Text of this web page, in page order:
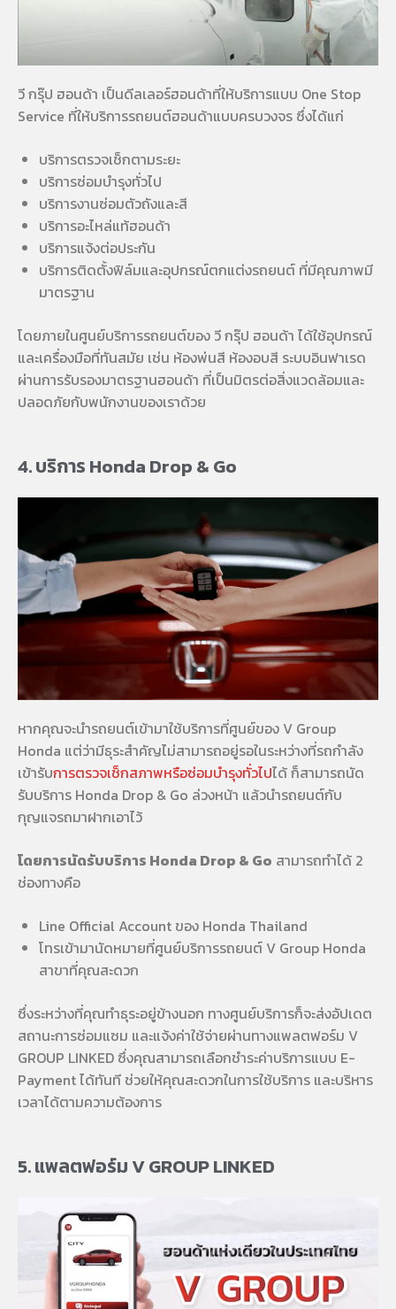
วี กรุ๊ป ฮอนด้า เป็นดีลเลอร์ฮอนด้าที่ให้บริการแบบ One Stop
Service ที่ให้บริการรถยนต์ฮอนด้าแบบครบวงจร ซึ่งได้แก่
บริการตรวจเช็กตามระยะ
บริการซ่อมบำรุงทั่วไป
บริการงานซ่อมตัวถังและสี
บริการอะไหล่แท้ฮอนด้า
บริการแจ้งต่อประกัน
บริการติดตั้งฟิล์มและอุปกรณ์ตกแต่งรถยนต์ ที่มีคุณภาพมี
มาตรฐาน
โดยภายในศูนย์บริการรถยนต์ของ วี กรุ๊ป ฮอนด้า ได้ใช้อุปกรณ์
และเครื่องมือที่ทันสมัย เช่น ห้องพ่นสี ห้องอบสี ระบบอินฟาเรด
ผ่านการรับรองมาตรฐานฮอนด้า ที่เป็นมิตรต่อสิ่งแวดล้อมและ
ปลอดภัยกับพนักงานของเราด้วย
4. บริการ Honda Drop & Go
หากคุณจะนำรถยนต์เข้ามาใช้บริการที่ศูนย์ของ V Group
Honda แต่ว่ามีธุระสำคัญไม่สามารถอยู่รอในระหว่างที่รถกำลัง
เข้ารับการตรวจเช็กสภาพหรือซ่อมบำรุงทั่วไปได้ ก็สามารถนัด
รับบริการ Honda Drop & Go ล่วงหน้า แล้วนำรถยนต์กับ
กุญแจรถมาฝากเอาไว้
โดยการนัดรับบริการ Honda Drop & Go สามารถทำได้ 2
ช่องทางคือ
Line Official Account ของ Honda Thailand
โทรเข้ามานัดหมายที่ศูนย์บริการรถยนต์ V Group Honda
สาขาที่คุณสะดวก
ซึ่งระหว่างที่คุณทำธุระอยู่ข้างนอก ทางศูนย์บริการก็จะส่งอัปเดต
สถานะการซ่อมแซม และแจ้งค่าใช้จ่ายผ่านทางแพลตฟอร์ม V
GROUP LINKED ซึ่งคุณสามารถเลือกชำระค่าบริการแบบ E-
Payment ได้ทันที ช่วยให้คุณสะดวกในการใช้บริการ และบริหาร
เวลาได้ตามความต้องการ
5. แพลตฟอร์ม V GROUP LINKED